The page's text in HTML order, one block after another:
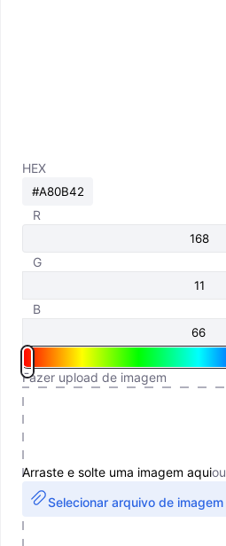
HEX
R
G
B
Fazer upload de imagem
Arraste e solte uma imagem aquiou
Selecionar arquivo de imagem